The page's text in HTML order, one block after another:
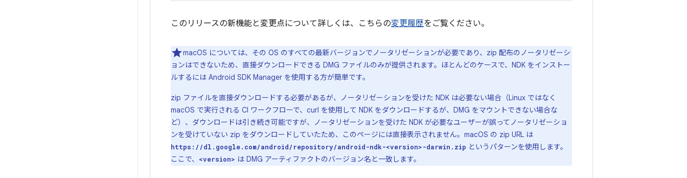
このリリースの新機能と変更点について詳しくは、こちらの変更履歴をご覧ください。
macOS については、その OS のすべての最新バージョンでノータリゼーションが必要であり、zip 配布のノータリゼーシ
ョンはできないため、直接ダウンロードできる DMG ファイルのみが提供されます。ほとんどのケースで、NDK をインストー
ルするには Android SDK Manager を使用する方が簡単です。
zip ファイルを直接ダウンロードする必要があるが、ノータリゼーションを受けた NDK は必要ない場合（Linux ではなく
macOS で実行される CI ワークフローで、curl を使用して NDK をダウンロードするが、DMG をマウントできない場合な
ど）、ダウンロードは引き続き可能ですが、ノータリゼーションを受けた NDK が必要なユーザーが誤ってノータリゼーショ
ンを受けていない zip をダウンロードしていたため、このページには直接表示されません。macOS の zip URL は
https://dl.google.com/android/repository/android-ndk-<version>-darwin.zip というパターンを使用します。
ここで、
<version> は DMG アーティファクトのバージョン名と一致します。